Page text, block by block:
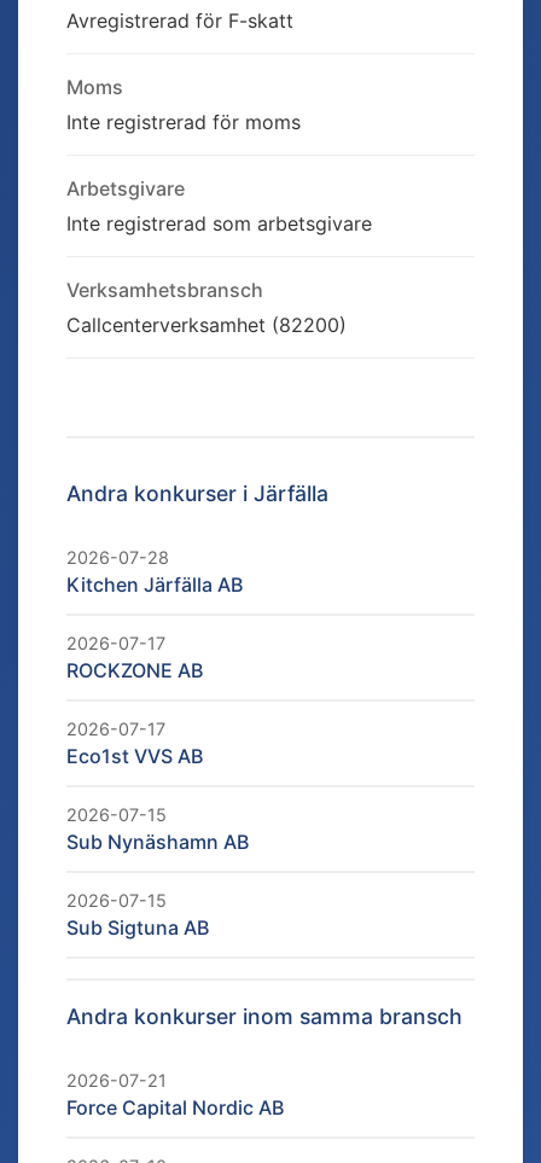
Avregistrerad för F-skatt
Moms
Inte registrerad för moms
Arbetsgivare
Inte registrerad som arbetsgivare
Verksamhetsbransch
Callcenterverksamhet (82200)
Andra konkurser i Järfälla
2026-07-28
Kitchen Järfälla AB
2026-07-17
ROCKZONE AB
2026-07-17
Eco1st VVS AB
2026-07-15
Sub Nynäshamn AB
2026-07-15
Sub Sigtuna AB
Andra konkurser inom samma bransch
2026-07-21
Force Capital Nordic AB